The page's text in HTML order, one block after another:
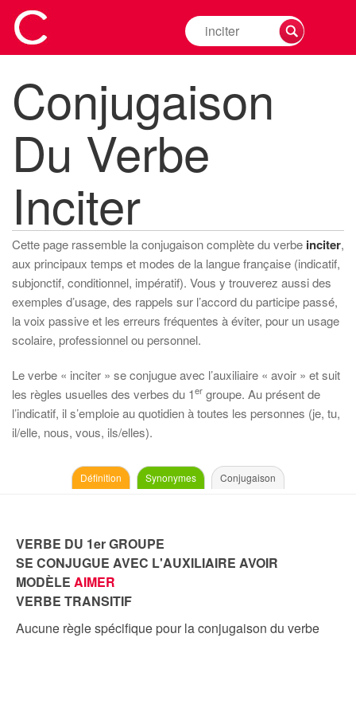
Rechercher
la
d'un
verbe
Conjugaison
Du Verbe
Inciter
Cette page rassemble la conjugaison complète du verbe inciter,
aux principaux temps et modes de la langue française (indicatif,
subjonctif, conditionnel, impératif). Vous y trouverez aussi des
exemples d’usage, des rappels sur l’accord du participe passé,
la voix passive et les erreurs fréquentes à éviter, pour un usage
scolaire, professionnel ou personnel.
Le verbe « inciter » se conjugue avec l’auxiliaire « avoir » et suit
les règles usuelles des verbes du 1er groupe. Au présent de
l’indicatif, il s’emploie au quotidien à toutes les personnes (je, tu,
il/elle, nous, vous, ils/elles).
Définition Synonymes Conjugaison
VERBE DU 1er GROUPE
SE CONJUGUE AVEC L'AUXILIAIRE AVOIR
MODÈLE AIMER
VERBE TRANSITIF
Aucune règle spécifique pour la conjugaison du verbe